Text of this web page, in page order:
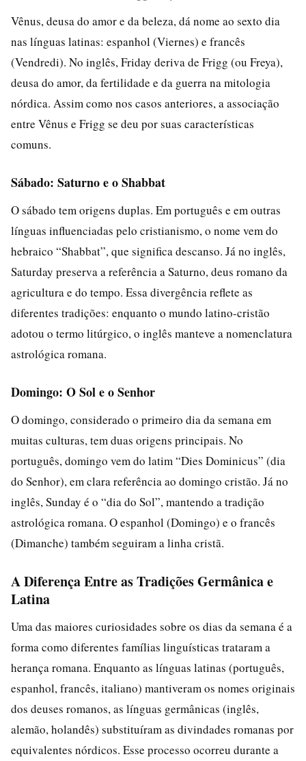
Vênus, deusa do amor e da beleza, dá nome ao sexto dia
nas línguas latinas: espanhol (Viernes) e francês
(Vendredi). No inglês, Friday deriva de Frigg (ou Freya),
deusa do amor, da fertilidade e da guerra na mitologia
nórdica. Assim como nos casos anteriores, a associação
entre Vênus e Frigg se deu por suas características
comuns.
Sábado: Saturno e o Shabbat
O sábado tem origens duplas. Em português e em outras
línguas influenciadas pelo cristianismo, o nome vem do
hebraico “Shabbat”, que significa descanso. Já no inglês,
Saturday preserva a referência a Saturno, deus romano da
agricultura e do tempo. Essa divergência reflete as
diferentes tradições: enquanto o mundo latino-cristão
adotou o termo litúrgico, o inglês manteve a nomenclatura
astrológica romana.
Domingo: O Sol e o Senhor
O domingo, considerado o primeiro dia da semana em
muitas culturas, tem duas origens principais. No
português, domingo vem do latim “Dies Dominicus” (dia
do Senhor), em clara referência ao domingo cristão. Já no
inglês, Sunday é o “dia do Sol”, mantendo a tradição
astrológica romana. O espanhol (Domingo) e o francês
(Dimanche) também seguiram a linha cristã.
A Diferença Entre as Tradições Germânica e
Latina
Uma das maiores curiosidades sobre os dias da semana é a
forma como diferentes famílias linguísticas trataram a
herança romana. Enquanto as línguas latinas (português,
espanhol, francês, italiano) mantiveram os nomes originais
dos deuses romanos, as línguas germânicas (inglês,
alemão, holandês) substituíram as divindades romanas por
equivalentes nórdicos. Esse processo ocorreu durante a